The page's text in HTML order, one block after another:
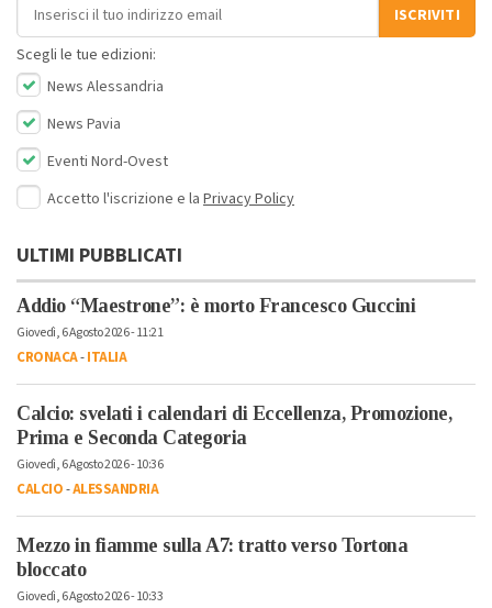
ISCRIVITI
Scegli le tue edizioni:
News Alessandria
News Pavia
Eventi Nord-Ovest
Accetto l'iscrizione e la Privacy Policy
ULTIMI PUBBLICATI
Addio “Maestrone”: è morto Francesco Guccini
Giovedì, 6 Agosto 2026 - 11:21
CRONACA-ITALIA
Calcio: svelati i calendari di Eccellenza, Promozione,
Prima e Seconda Categoria
Giovedì, 6 Agosto 2026 - 10:36
CALCIO-ALESSANDRIA
Mezzo in fiamme sulla A7: tratto verso Tortona
bloccato
Giovedì, 6 Agosto 2026 - 10:33